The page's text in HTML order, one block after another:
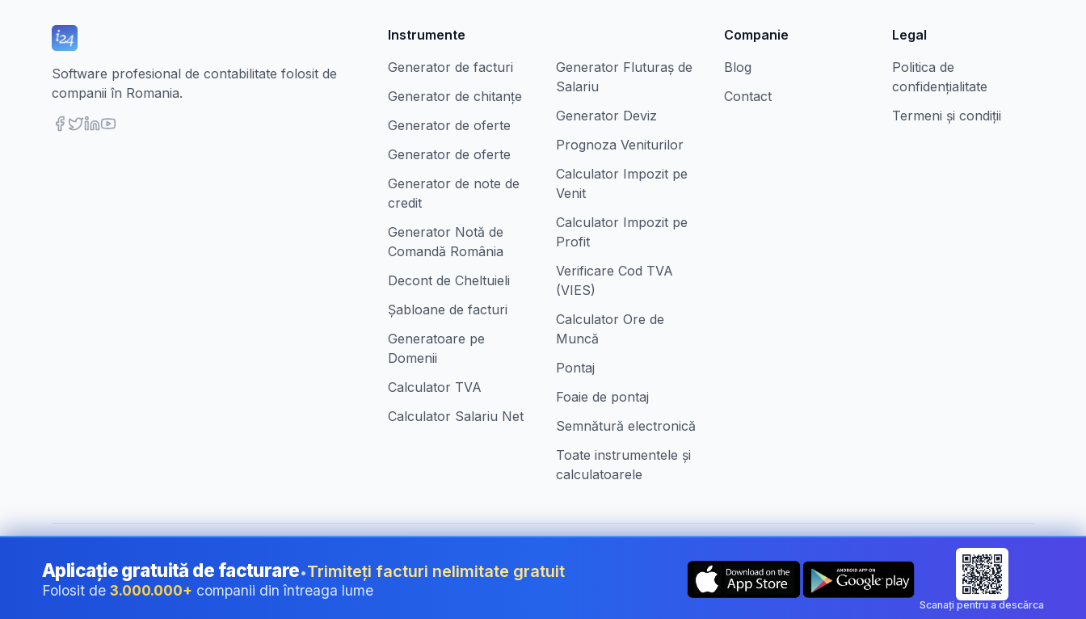
Software profesional de contabilitate folosit de
companii în Romania.
Instrumente
Generator de facturi
Generator de chitanțe
Generator de oferte
Generator de oferte
Generator de note de
credit
Generator Notă de
Comandă România
Decont de Cheltuieli
Șabloane de facturi
Generatoare pe
Domenii
Calculator TVA
Calculator Salariu Net
Generator Fluturaș de
Salariu
Generator Deviz
Prognoza Veniturilor
Calculator Impozit pe
Venit
Calculator Impozit pe
Profit
Verificare Cod TVA
(VIES)
Calculator Ore de
Muncă
Pontaj
Foaie de pontaj
Semnătură electronică
Toate instrumentele și
calculatoarele
Companie
Blog
Contact
Legal
Politica de
confidențialitate
Termeni și condiții
©2026i24 Limited. All rights reserved. •Pentru companii în Romania Schimbă țara: Romania
Aplicație gratuită de facturare•Trimiteți facturi nelimitate gratuit
Folosit de 3.000.000+ companii din întreaga lume
Scanați pentru a descărca